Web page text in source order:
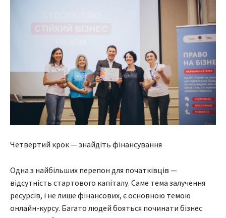
Четвертий крок — знайдіть фінансування
Одна з найбільших перепон для початківців —
відсутність стартового капіталу. Саме тема залучення
ресурсів, і не лише фінансових, є основною темою
онлайн-курсу. Багато людей бояться починати бізнес